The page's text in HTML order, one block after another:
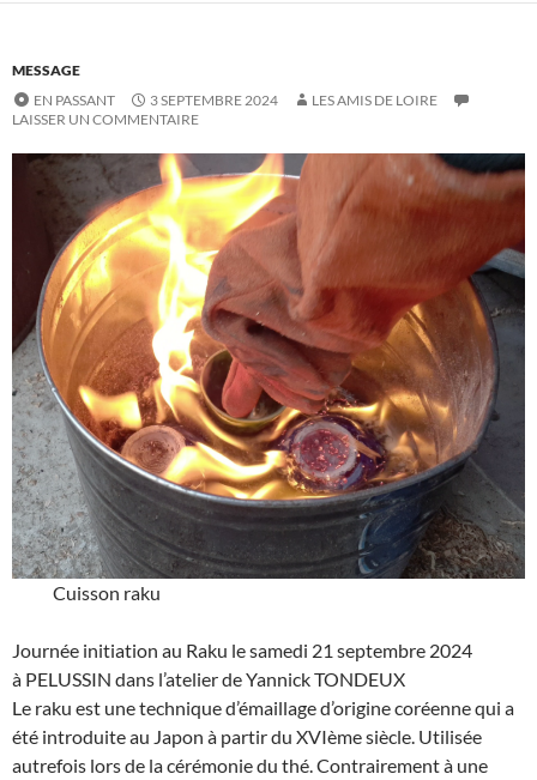
MESSAGE
EN PASSANT
3 SEPTEMBRE 2024
LES AMIS DE LOIRE
LAISSER UN COMMENTAIRE
Cuisson raku
Journée initiation au Raku le samedi 21 septembre 2024
à PELUSSIN dans l’atelier de Yannick TONDEUX
Le raku est une technique d’émaillage d’origine coréenne qui a
été introduite au Japon à partir du XVIème siècle. Utilisée
autrefois lors de la cérémonie du thé. Contrairement à une